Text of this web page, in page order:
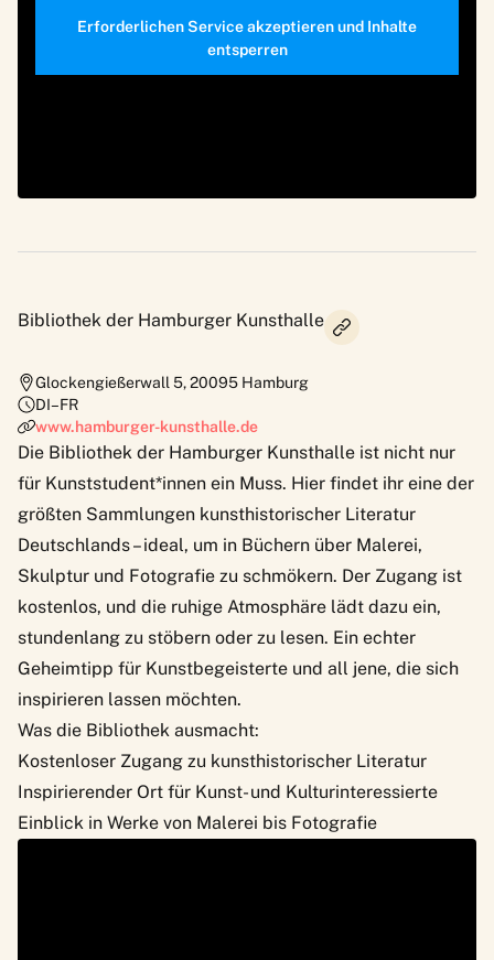
Erforderlichen Service akzeptieren und Inhalte
entsperren
Bibliothek der Hamburger Kunsthalle
Glockengießerwall 5,20095 Hamburg
DI–FR
www.hamburger-kunsthalle.de
Die Bibliothek der Hamburger Kunsthalle ist nicht nur
für Kunststudent*innen ein Muss. Hier findet ihr eine der
größten Sammlungen kunsthistorischer Literatur
Deutschlands – ideal, um in Büchern über Malerei,
Skulptur und Fotografie zu schmökern. Der Zugang ist
kostenlos, und die ruhige Atmosphäre lädt dazu ein,
stundenlang zu stöbern oder zu lesen. Ein echter
Geheimtipp für Kunstbegeisterte und all jene, die sich
inspirieren lassen möchten.
Was die Bibliothek ausmacht:
Kostenloser Zugang zu kunsthistorischer Literatur
Inspirierender Ort für Kunst- und Kulturinteressierte
Einblick in Werke von Malerei bis Fotografie